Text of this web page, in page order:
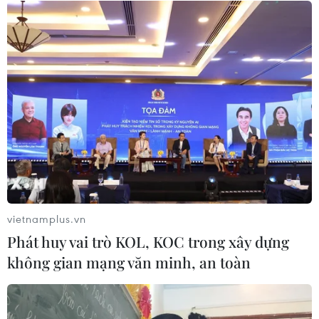
10/08/2026 11:21
Phát triển Đại học Quốc gia Hà Nội
thành đại học tinh hoa, thuộc nhóm
hàng đầu châu Á
10/08/2026 11:21
Kế hoạch khắc phục khuyến nghị
của EC về chống khai thác IUU
10/08/2026 11:11
Chuyên gia đề xuất mô hình ba lớp
phát triển ngành bán dẫn Việt Nam
vietnamplus.vn
Phát huy vai trò KOL, KOC trong xây dựng
không gian mạng văn minh, an toàn